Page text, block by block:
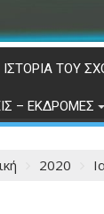
ΙΣΤΟΡΊΑ ΤΟΥ
– ΕΚΔΡΟΜΈΣ
2020